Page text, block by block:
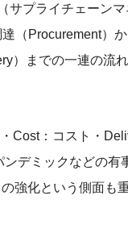
サプライチェーン
（Procurement）
）までの一連の流れ
Cost：コスト・
デミックなどの有
強化という側面も